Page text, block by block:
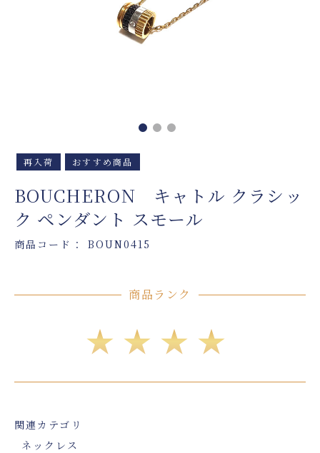
再入荷 おすすめ商品
BOUCHERON キャトル クラシッ
ク ペンダント スモール
商品コード： BOUN0415
商品ランク
★★★★
関連カテゴリ
ネックレス